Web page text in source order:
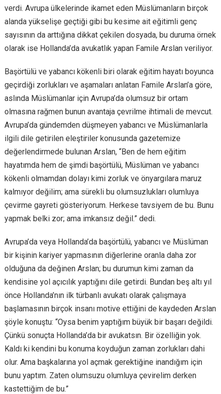
verdi. Avrupa ülkelerinde ikamet eden Müslümanların birçok
alanda yükselişe geçtiği gibi bu kesime ait eğitimli genç
sayısının da arttığına dikkat çekilen dosyada, bu duruma örnek
olarak ise Hollanda’da avukatlık yapan Famile Arslan veriliyor.
Başörtülü ve yabancı kökenli biri olarak eğitim hayatı boyunca
geçirdiği zorlukları ve aşamaları anlatan Famile Arslan’a göre,
aslında Müslümanlar için Avrupa’da olumsuz bir ortam
olmasına rağmen bunun avantaja çevrilme ihtimali de mevcut.
Avrupa’da gündemden düşmeyen yabancı ve Müslümanlarla
ilgili dile getirilen eleştiriler konusunda gazetemize
değerlendirmede bulunan Arslan, “Ben de hem eğitim
hayatımda hem de şimdi başörtülü, Müslüman ve yabancı
kökenli olmamdan dolayı kimi zorluk ve önyargılara maruz
kalmıyor değilim; ama sürekli bu olumsuzlukları olumluya
çevirme gayreti gösteriyorum. Herkese tavsiyem de bu. Bunu
yapmak belki zor; ama imkansız değil.” dedi.
Avrupa’da veya Hollanda’da başörtülü, yabancı ve Müslüman
bir kişinin kariyer yapmasının diğerlerine oranla daha zor
olduğuna da değinen Arslan; bu durumun kimi zaman da
kendisine yol açıcılık yaptığını dile getirdi. Bundan beş altı yıl
önce Hollanda’nın ilk türbanlı avukatı olarak çalışmaya
başlamasının birçok insanı motive ettiğini de kaydeden Arslan
şöyle konuştu: “Oysa benim yaptığım büyük bir başarı değildi.
Çünkü sonuçta Hollanda’da bir avukatsın. Bir özelliğin yok.
Kaldı ki kendini bu konuma koyduğun zaman zorlukları dahi
olur. Ama başkalarına yol açmak gerektiğine inandığım için
bunu yaptım. Zaten olumsuzu olumluya çevirelim derken
kastettiğim de bu.”